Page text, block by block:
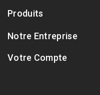
Produits
Notre Entreprise
Votre Compte